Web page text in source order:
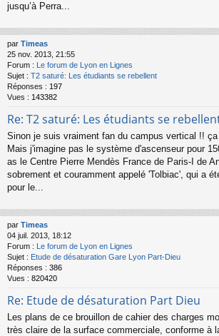
jusqu’à Perra...
par Timeas
25 nov. 2013, 21:55
Forum : Le forum de Lyon en Lignes
Sujet : T2 saturé: Les étudiants se rebellent
Réponses : 197
Vues : 143382
Re: T2 saturé: Les étudiants se
Sinon je suis vraiment fan du campus vertical !!
Mais j'imagine pas le système d'ascenseur pour
as le Centre Pierre Mendès France de Paris-I de
sobrement et couramment appelé 'Tolbiac', qui a
pour le...
par Timeas
04 juil. 2013, 18:12
Forum : Le forum de Lyon en Lignes
Sujet : Etude de désaturation Gare Lyon Part-Dieu
Réponses : 386
Vues : 820420
Re: Etude de désaturation Part Dieu
Les plans de ce brouillon de cahier des charges
très claire de la surface commerciale, conforme à